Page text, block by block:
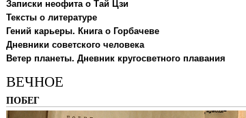
Записки неофита о Тай Цзи
Тексты о литературе
Гений карьеры. Книга о Горбачеве
Дневники советского человека
Ветер планеты. Дневник кругосветного плавания
ВЕЧНОЕ
ПОБЕГ